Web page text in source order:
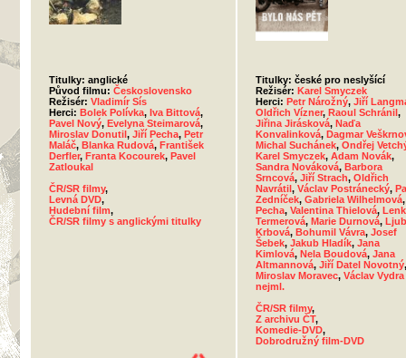
Titulky: anglické
Původ filmu: Československo
Režisér: Vladimír Sís
Herci: Bolek Polívka, Iva Bittová,
Pavel Nový, Evelyna Steimarová,
Miroslav Donutil, Jiří Pecha, Petr
Maláč, Blanka Rudová, František
Derfler, Franta Kocourek, Pavel
Zatloukal
ČR/SR filmy,
Levná DVD,
Hudební film,
ČR/SR filmy s anglickými titulky
Titulky: české pro neslyšící
Režisér: Karel Smyczek
Herci: Petr Nárožný, Jiří
Oldřich Vízner, Raoul Schránil,
Jiřina Jirásková, Naďa
Konvalinková, Dagmar
Michal Suchánek, Ondřej
Karel Smyczek, Adam Novák,
Sandra Nováková, Barbora
Srncová, Jiří Strach, Oldřich
Navrátil, Václav Postránecký,
Zedníček, Gabriela Wilhelmová
Pecha, Valentina Thielová,
Termerová, Marie Durnová,
Krbová, Bohumil Vávra, Josef
Šebek, Jakub Hladík, Jana
Kimlová, Nela Boudová, Jana
Altmannová, Jiří Datel Novotný,
Miroslav Moravec, Václav Vydra
nejml.
ČR/SR filmy,
Z archivu ČT,
Komedie-DVD,
Dobrodružný film-DVD